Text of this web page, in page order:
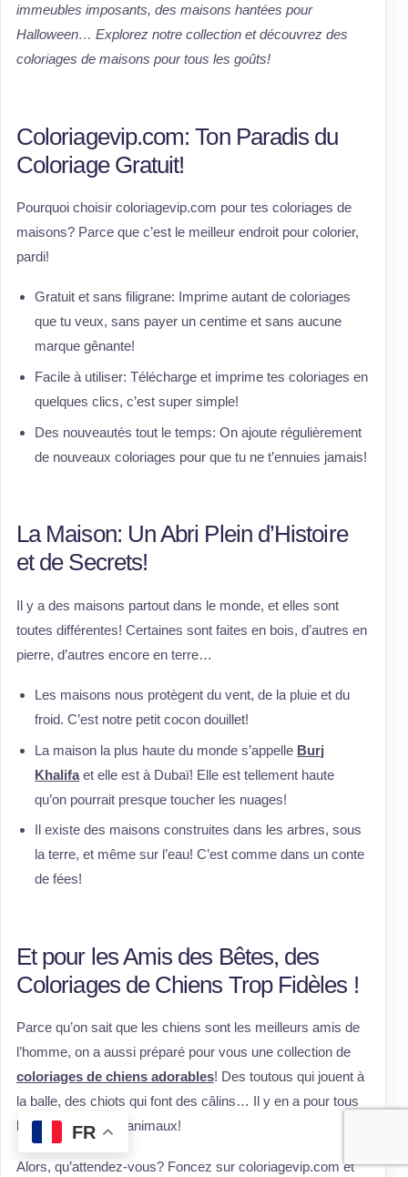
immeubles imposants, des maisons hantées pour
Halloween… Explorez notre collection et découvrez des
coloriages de maisons pour tous les goûts!
Coloriagevip.com: Ton Paradis du
Coloriage Gratuit!
Pourquoi choisir coloriagevip.com pour tes coloriages de
maisons? Parce que c’est le meilleur endroit pour colorier,
pardi!
Gratuit et sans filigrane: Imprime autant de coloriages
que tu veux, sans payer un centime et sans aucune
marque gênante!
Facile à utiliser: Télécharge et imprime tes coloriages en
quelques clics, c’est super simple!
Des nouveautés tout le temps: On ajoute régulièrement
de nouveaux coloriages pour que tu ne t’ennuies jamais!
La Maison: Un Abri Plein d’Histoire
et de Secrets!
Il y a des maisons partout dans le monde, et elles sont
toutes différentes! Certaines sont faites en bois, d’autres en
pierre, d’autres encore en terre…
Les maisons nous protègent du vent, de la pluie et du
froid. C’est notre petit cocon douillet!
La maison la plus haute du monde s’appelle Burj
Khalifaet elle est à Dubaï! Elle est tellement haute
qu’on pourrait presque toucher les nuages!
Il existe des maisons construites dans les arbres, sous
la terre, et même sur l’eau! C’est comme dans un conte
de fées!
Et pour les Amis des Bêtes, des
Coloriages de Chiens Trop Fidèles !
Parce qu’on sait que les chiens sont les meilleurs amis de
l’homme, on a aussi préparé pour vous une collection de
coloriages de chiens adorables! Des toutous qui jouent à
la balle, des chiots qui font des câlins… Il y en a pour tous
les amoureux des animaux!
Alors, qu’attendez-vous? Foncez sur coloriagevip.com et
FR